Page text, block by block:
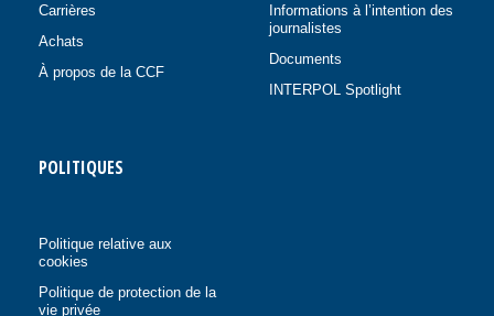
Carrières
Achats
À propos de la CCF
Informations à l’intention des
journalistes
Documents
INTERPOL Spotlight
POLITIQUES
Politique relative aux
cookies
Politique de protection de la
vie privée